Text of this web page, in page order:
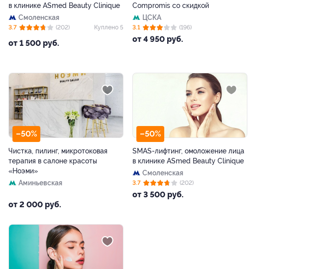
в клинике ASmed Beauty Clinique
Смоленская
от 1 500 руб.
3.7 (202) Куплено 5
Compromis со скидкой
ЦСКА
от 4 950 руб.
3.1 (196)
–50%
Чистка, пилинг, микротоковая
терапия в салоне красоты
«Ноэми»
Аминьевская
от 2 000 руб.
–50%
SMAS-лифтинг, омоложение лица
в клинике ASmed Beauty Clinique
Смоленская
от 3 500 руб.
3.7 (202)